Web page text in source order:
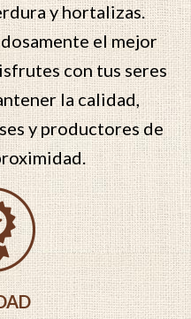
y hortalizas.
el mejor
con tus seres
la calidad,
y productores de